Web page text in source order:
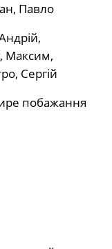
Павло
Максим,
Сергій
побажання